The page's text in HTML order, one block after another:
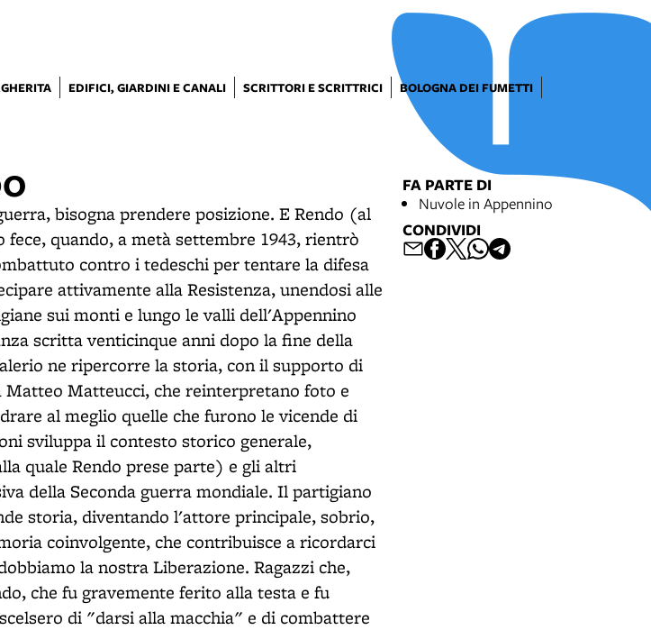
EDIFICI, GIARDINI E CANALI SCRITTORI E SCRITTRICI
BOLOGNA DEI FUMETTI
bisogna prendere posizione. E Rendo (al
quando, a metà settembre 1943, rientrò
contro i tedeschi per tentare la difesa
attivamente alla Resistenza, unendosi alle
sui monti e lungo le valli dell'Appennino
scritta venticinque anni dopo la fine della
ne ripercorre la storia, con il supporto di
Matteucci, che reinterpretano foto e
al meglio quelle che furono le vicende di
sviluppa il contesto storico generale,
quale Rendo prese parte) e gli altri
della Seconda guerra mondiale. Il partigiano
storia, diventando l'attore principale, sobrio,
coinvolgente, che contribuisce a ricordarci
la nostra Liberazione. Ragazzi che,
che fu gravemente ferito alla testa e fu
di "darsi alla macchia" e di combattere
FA PARTE DI
Nuvole in Appennino
CONDIVIDI